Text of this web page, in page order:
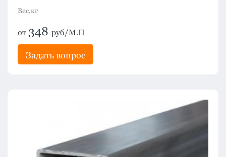
Вес,кг
от 348 руб/М.П
Задать вопрос